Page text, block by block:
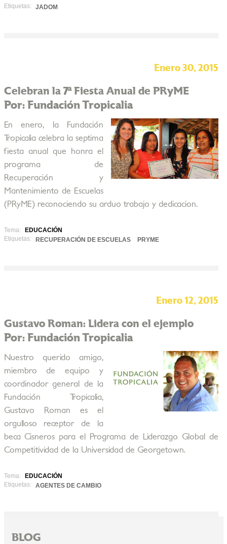
Etiquetas:
JADOM
Enero 30, 2015
Celebran la 7ª Fiesta Anual de PRyME
Por: Fundación Tropicalia
En enero, la Fundación
Tropicalia celebra la septima
fiesta anual que honra el
programa de
Recuperación y
Mantenimiento de Escuelas
(PRyME) reconociendo su arduo trabajo y dedicacion.
Tema:
EDUCACIÓN
Etiquetas:
RECUPERACIÓN DE ESCUELAS PRYME
Enero 12, 2015
Gustavo Roman: Lidera con el ejemplo
Por: Fundación Tropicalia
Nuestro querido amigo,
miembro de equipo y
coordinador general de la
Fundación Tropicalia,
Gustavo Roman es el
orgulloso receptor de la
beca Cisneros para el Programa de Liderazgo Global de
Competitividad de la Universidad de Georgetown.
Tema:
EDUCACIÓN
Etiquetas:
AGENTES DE CAMBIO
BLOG